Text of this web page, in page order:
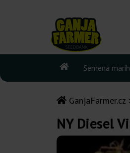
Semena
GanjaFarmer.cz
NY Diesel